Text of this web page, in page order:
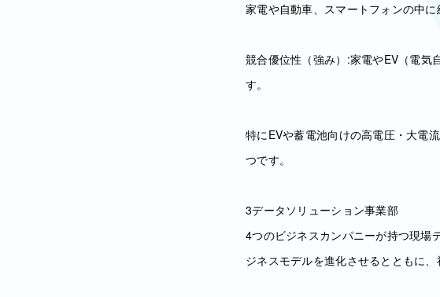
家電や自動車、スマートフォンの中
競合優位性（強み）:家電やEV（電気
す。
特にEVや蓄電池向けの高電圧・大電
つです。
3データソリューション事業部
4つのビジネスカンパニーが持つ現場
ジネスモデルを進化させるとともに